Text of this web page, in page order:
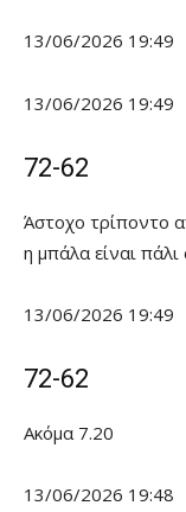
13/06/2026 19:49
13/06/2026 19:49
72-62
Άστοχο τρίποντο
η μπάλα είναι
13/06/2026 19:49
72-62
Ακόμα 7.20
13/06/2026 19:48